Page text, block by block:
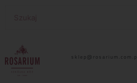
lp.moc.muirasor@pelks